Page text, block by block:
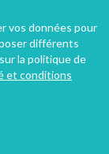
vos données pour
différents
la politique de
et conditions